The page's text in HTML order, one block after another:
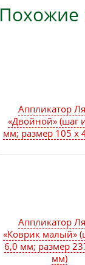
Похожие
Аппликатор
«Двойной» (шаг
мм; размер 105 х
Аппликатор
«Коврик малый»
6,0 мм; размер
мм)